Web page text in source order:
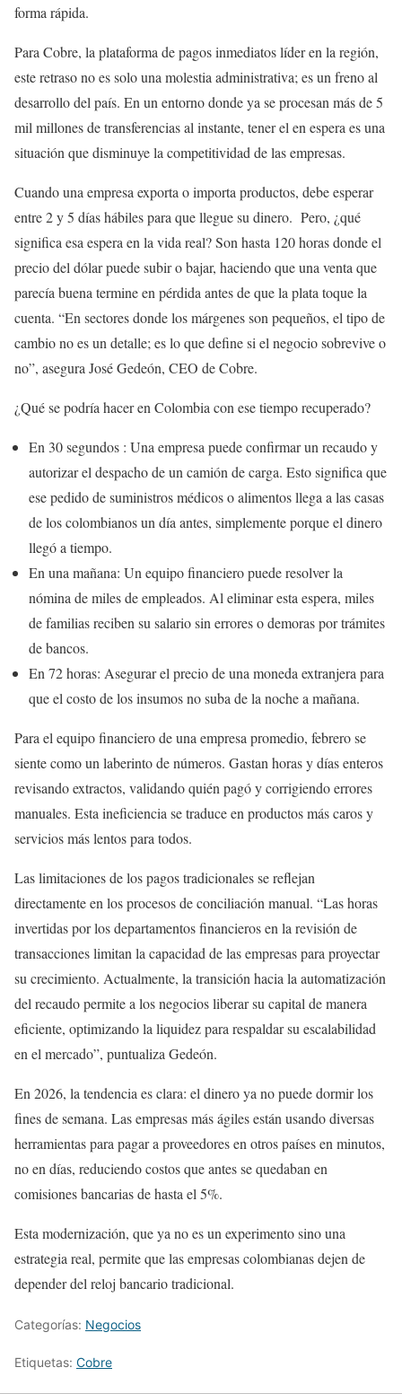
forma rápida.
Para Cobre, la plataforma de pagos inmediatos líder en la región,
este retraso no es solo una molestia administrativa; es un freno al
desarrollo del país. En un entorno donde ya se procesan más de 5
mil millones de transferencias al instante, tener el en espera es una
situación que disminuye la competitividad de las empresas.
Cuando una empresa exporta o importa productos, debe esperar
entre 2 y 5 días hábiles para que llegue su dinero. Pero, ¿qué
significa esa espera en la vida real? Son hasta 120 horas donde el
precio del dólar puede subir o bajar, haciendo que una venta que
parecía buena termine en pérdida antes de que la plata toque la
cuenta. “En sectores donde los márgenes son pequeños, el tipo de
cambio no es un detalle; es lo que define si el negocio sobrevive o
no”, asegura José Gedeón, CEO de Cobre.
¿Qué se podría hacer en Colombia con ese tiempo recuperado?
En 30 segundos : Una empresa puede confirmar un recaudo y
autorizar el despacho de un camión de carga. Esto significa que
ese pedido de suministros médicos o alimentos llega a las casas
de los colombianos un día antes, simplemente porque el dinero
llegó a tiempo.
En una mañana: Un equipo financiero puede resolver la
nómina de miles de empleados. Al eliminar esta espera, miles
de familias reciben su salario sin errores o demoras por trámites
de bancos.
En 72 horas: Asegurar el precio de una moneda extranjera para
que el costo de los insumos no suba de la noche a mañana.
Para el equipo financiero de una empresa promedio, febrero se
siente como un laberinto de números. Gastan horas y días enteros
revisando extractos, validando quién pagó y corrigiendo errores
manuales. Esta ineficiencia se traduce en productos más caros y
servicios más lentos para todos.
Las limitaciones de los pagos tradicionales se reflejan
directamente en los procesos de conciliación manual. “Las horas
invertidas por los departamentos financieros en la revisión de
transacciones limitan la capacidad de las empresas para proyectar
su crecimiento. Actualmente, la transición hacia la automatización
del recaudo permite a los negocios liberar su capital de manera
eficiente, optimizando la liquidez para respaldar su escalabilidad
en el mercado”, puntualiza Gedeón.
En 2026, la tendencia es clara: el dinero ya no puede dormir los
fines de semana. Las empresas más ágiles están usando diversas
herramientas para pagar a proveedores en otros países en minutos,
no en días, reduciendo costos que antes se quedaban en
comisiones bancarias de hasta el 5%.
Esta modernización, que ya no es un experimento sino una
estrategia real, permite que las empresas colombianas dejen de
depender del reloj bancario tradicional.
Categorías: Negocios
Etiquetas: Cobre